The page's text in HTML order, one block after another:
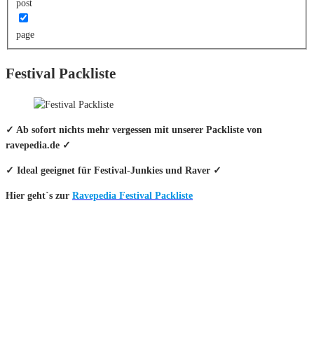
post
page
Festival Packliste
✓ Ab sofort nichts mehr vergessen mit unserer Packliste von
ravepedia.de ✓
✓ Ideal geeignet für Festival-Junkies und Raver ✓
Hier geht`s zur Ravepedia Festival Packliste